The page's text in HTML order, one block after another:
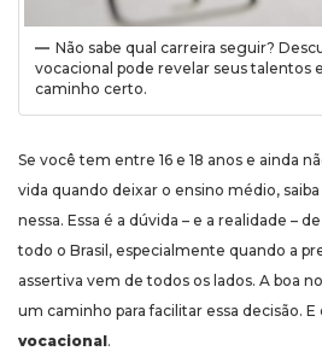
Não sabe qual carreira seguir?
vocacional pode revelar seus talentos
caminho certo.
Se você tem entre 16 e 18 anos e ainda
vida quando deixar o ensino médio,
nessa. Essa é a dúvida – e a realidade –
todo o Brasil, especialmente quando a
assertiva vem de todos os lados. A boa
um caminho para facilitar essa decisão.
vocacional.